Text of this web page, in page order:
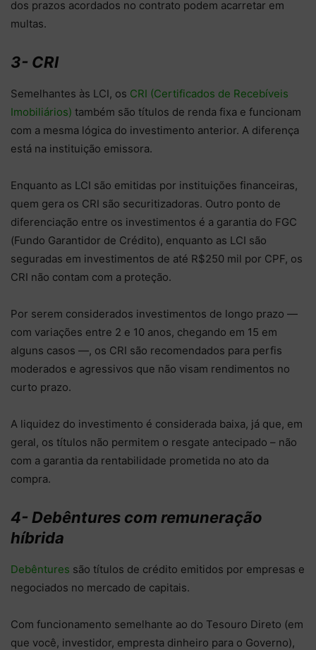
dos prazos acordados no contrato podem acarretar em
multas.
3- CRI
Semelhantes às LCI, os CRI (Certificados de Recebíveis
Imobiliários) também são títulos de renda fixa e funcionam
com a mesma lógica do investimento anterior. A diferença
está na instituição emissora.
Enquanto as LCI são emitidas por instituições financeiras,
quem gera os CRI são securitizadoras. Outro ponto de
diferenciação entre os investimentos é a garantia do FGC
(Fundo Garantidor de Crédito), enquanto as LCI são
seguradas em investimentos de até R$250 mil por CPF, os
CRI não contam com a proteção.
Por serem considerados investimentos de longo prazo —
com variações entre 2 e 10 anos, chegando em 15 em
alguns casos —, os CRI são recomendados para perfis
moderados e agressivos que não visam rendimentos no
curto prazo.
A liquidez do investimento é considerada baixa, já que, em
geral, os títulos não permitem o resgate antecipado – não
com a garantia da rentabilidade prometida no ato da
compra.
4- Debêntures com remuneração
híbrida
Debêntures são títulos de crédito emitidos por empresas e
negociados no mercado de capitais.
Com funcionamento semelhante ao do Tesouro Direto (em
que você, investidor, empresta dinheiro para o Governo),